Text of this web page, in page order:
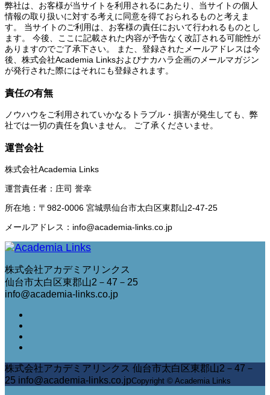
弊社は、お客様が当サイトを利用されるにあたり、当サイトの個人
情報の取り扱いに対する考えに同意を得ておられるものと考えま
す。 当サイトのご利用は、お客様の責任において行われるものとし
ます。 今後、ここに記載された内容が予告なく改訂される可能性が
ありますのでご了承下さい。 また、登録されたメールアドレスは今
後、株式会社Academia Linksおよびナカハラ企画のメールマガジン
が発行された際にはそれにも登録されます。
責任の有無
ノウハウをご利用されていかなるトラブル・損害が発生しても、弊
社では一切の責任を負いません。 ご了承くださいませ。
運営会社
株式会社Academia Links
運営責任者：庄司 誉幸
所在地：〒982-0006 宮城県仙台市太白区東郡山2-47-25
メールアドレス：info@academia-links.co.jp
株式会社アカデミアリンクス
仙台市太白区東郡山2－47－25
info@academia-links.co.jp
株式会社アカデミアリンクス 仙台市太白区東郡山2－47－
25 info@academia-links.co.jpCopyright © Academia Links